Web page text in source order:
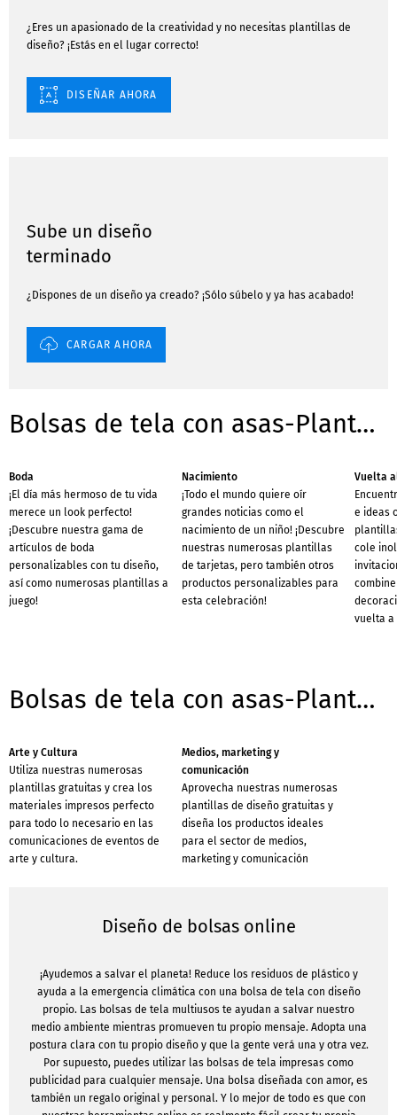
¿Eres un apasionado de la creatividad y no necesitas plantillas de
diseño? ¡Estás en el lugar correcto!
DISEÑAR AHORA
Sube un diseño
terminado
¿Dispones de un diseño ya creado? ¡Sólo súbelo y ya has acabado!
CARGAR AHORA
Bolsas de tela con asas-Plantillas para ocasiones
Boda
¡El día más hermoso de tu vida
merece un look perfecto!
¡Descubre nuestra gama de
artículos de boda
personalizables con tu diseño,
así como numerosas plantillas a
juego!
Nacimiento
¡Todo el mundo quiere oír
grandes noticias como el
nacimiento de un niño! ¡Descubre
nuestras numerosas plantillas
de tarjetas, pero también otros
productos personalizables para
esta celebración!
Vuelta
e ideas
cole
vuelta a
Bolsas de tela con asas-Plantillas para negocios
Arte y Cultura
Utiliza nuestras numerosas
plantillas gratuitas y crea los
materiales impresos perfecto
para todo lo necesario en las
comunicaciones de eventos de
arte y cultura.
Medios, marketing y
comunicación
Aprovecha nuestras numerosas
plantillas de diseño gratuitas y
diseña los productos ideales
para el sector de medios,
marketing y comunicación
Diseño de bolsas online
¡Ayudemos a salvar el planeta! Reduce los residuos de plástico y
ayuda a la emergencia climática con una bolsa de tela con diseño
propio. Las bolsas de tela multiusos te ayudan a salvar nuestro
medio ambiente mientras promueven tu propio mensaje. Adopta una
postura clara con tu propio diseño y que la gente verá una y otra vez.
Por supuesto, puedes utilizar las bolsas de tela impresas como
publicidad para cualquier mensaje. Una bolsa diseñada con amor, es
también un regalo original y personal. Y lo mejor de todo es que con